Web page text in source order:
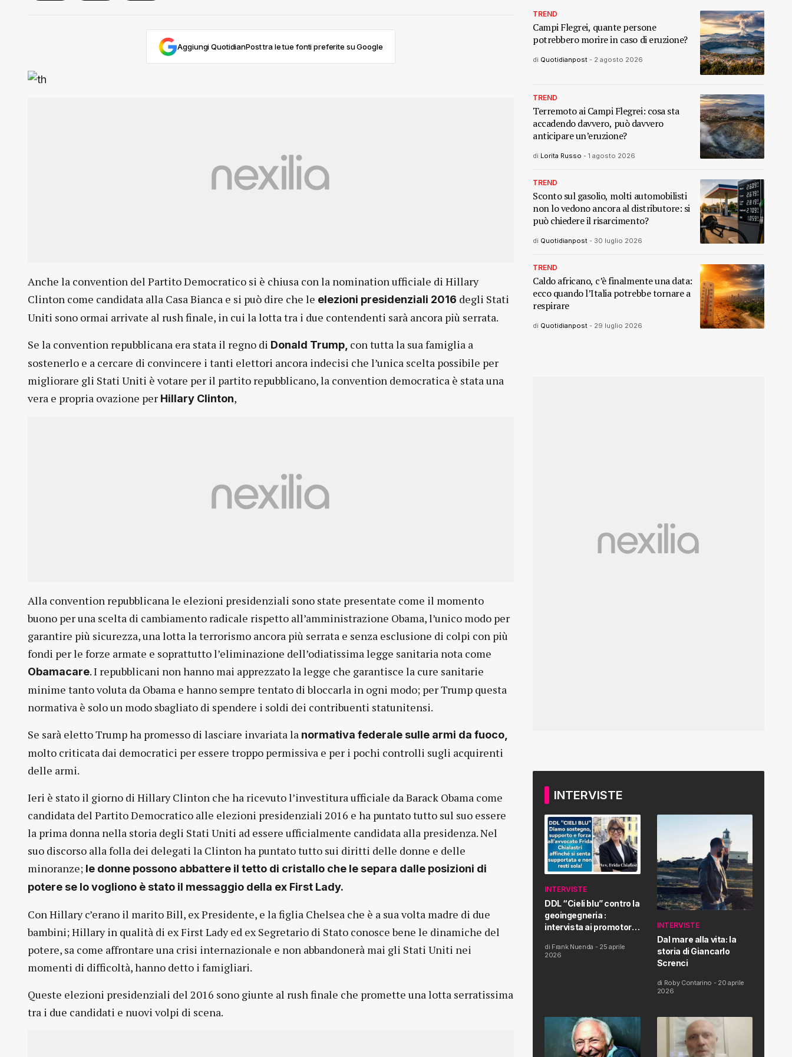
Aggiungi QuotidianPost tra le tue fonti preferite su Google
Anche la convention del Partito Democratico si è chiusa con la nomination ufficiale di Hillary
Clinton come candidata alla Casa Bianca e si può dire che le elezioni presidenziali 2016 degli Stati
Uniti sono ormai arrivate al rush finale, in cui la lotta tra i due contendenti sarà ancora più serrata.
Se la convention repubblicana era stata il regno di Donald Trump, con tutta la sua famiglia a
sostenerlo e a cercare di convincere i tanti elettori ancora indecisi che l’unica scelta possibile per
migliorare gli Stati Uniti è votare per il partito repubblicano, la convention democratica è stata una
vera e propria ovazione per Hillary Clinton,
Alla convention repubblicana le elezioni presidenziali sono state presentate come il momento
buono per una scelta di cambiamento radicale rispetto all’amministrazione Obama, l’unico modo per
garantire più sicurezza, una lotta la terrorismo ancora più serrata e senza esclusione di colpi con più
fondi per le forze armate e soprattutto l’eliminazione dell’odiatissima legge sanitaria nota come
Obamacare. I repubblicani non hanno mai apprezzato la legge che garantisce la cure sanitarie
minime tanto voluta da Obama e hanno sempre tentato di bloccarla in ogni modo; per Trump questa
normativa è solo un modo sbagliato di spendere i soldi dei contribuenti statunitensi.
Se sarà eletto Trump ha promesso di lasciare invariata la normativa federale sulle armi da fuoco,
molto criticata dai democratici per essere troppo permissiva e per i pochi controlli sugli acquirenti
delle armi.
Ieri è stato il giorno di Hillary Clinton che ha ricevuto l’investitura ufficiale da Barack Obama come
candidata del Partito Democratico alle elezioni presidenziali 2016 e ha puntato tutto sul suo essere
la prima donna nella storia degli Stati Uniti ad essere ufficialmente candidata alla presidenza. Nel
suo discorso alla folla dei delegati la Clinton ha puntato tutto sui diritti delle donne e delle
minoranze; le donne possono abbattere il tetto di cristallo che le separa dalle posizioni di
potere se lo vogliono è stato il messaggio della ex First Lady.
Con Hillary c’erano il marito Bill, ex Presidente, e la figlia Chelsea che è a sua volta madre di due
bambini; Hillary in qualità di ex First Lady ed ex Segretario di Stato conosce bene le dinamiche del
potere, sa come affrontare una crisi internazionale e non abbandonerà mai gli Stati Uniti nei
momenti di difficoltà, hanno detto i famigliari.
Queste elezioni presidenziali del 2016 sono giunte al rush finale che promette una lotta serratissima
tra i due candidati e nuovi volpi di scena.
TREND
Campi Flegrei, quante persone
potrebbero morire in caso di eruzione?
di Quotidianpost - 2 agosto 2026
TREND
Terremoto ai Campi Flegrei: cosa sta
accadendo davvero, può davvero
anticipare un’eruzione?
di Lorita Russo - 1 agosto 2026
TREND
Sconto sul gasolio, molti automobilisti
non lo vedono ancora al distributore: si
può chiedere il risarcimento?
di Quotidianpost - 30 luglio 2026
TREND
Caldo africano, c’è finalmente una data:
ecco quando l’Italia potrebbe tornare a
respirare
di Quotidianpost - 29 luglio 2026
INTERVISTE
INTERVISTE
DDL “Cieli blu” contro la
geoingegneria :
intervista ai promotori
Proposta di Legge
di Frank Nuenda - 25 aprile
2026
INTERVISTE
Dal mare alla vita: la
storia di Giancarlo
Screnci
di Roby Contarino - 20 aprile
2026